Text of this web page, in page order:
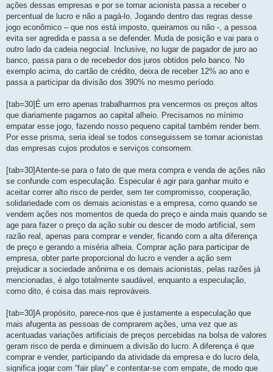
ações dessas empresas e por se tornar acionista passa a receber o
percentual de lucro e não a pagá-lo. Jogando dentro das regras desse
jogo econômico – que nos está imposto, queiramos ou não -, a pessoa
evita ser agredida e passa a se defender. Muda de posição e vai para o
outro lado da cadeia negocial. Inclusive, no lugar de pagador de juro ao
banco, passa para o de recebedor dos juros obtidos pelo banco. No
exemplo acima, do cartão de crédito, deixa de receber 12% ao ano e
passa a participar da divisão dos 390% no mesmo período.
[tab=30]É um erro apenas trabalharmos pra vencermos os preços altos
que diariamente pagamos ao capital alheio. Precisamos no mínimo
empatar esse jogo, fazendo nosso pequeno capital também render bem.
Por esse prisma, seria ideal se todos conseguissem se tornar acionistas
das empresas cujos produtos e serviços consomem.
[tab=30]Atente-se para o fato de que mera compra e venda de ações não
se confunde com especulação. Especular é agir para ganhar muito e
aceitar correr alto risco de perder, sem ter compromisso, cooperação,
solidariedade com os demais acionistas e a empresa, como quando se
vendem ações nos momentos de queda do preço e ainda mais quando se
age para fazer o preço da ação subir ou descer de modo artificial, sem
razão real, apenas para comprar e vender, ficando com a alta diferença
de preço e gerando a miséria alheia. Comprar ação para participar de
empresa, obter parte proporcional do lucro e vender a ação sem
prejudicar a sociedade anônima e os demais acionistas, pelas razões já
mencionadas, é algo totalmente saudável, enquanto a especulação,
como dito, é coisa das mais reprováveis.
[tab=30]A propósito, parece-nos que é justamente a especulação que
mais afugenta as pessoas de comprarem ações, uma vez que as
acentuadas variações artificiais de preços percebidas na bolsa de valores
geram risco de perda e diminuem a divisão do lucro. A diferença é que
comprar e vender, participando da atividade da empresa e do lucro dela,
significa jogar com “fair play” e contentar-se com empate, de modo que